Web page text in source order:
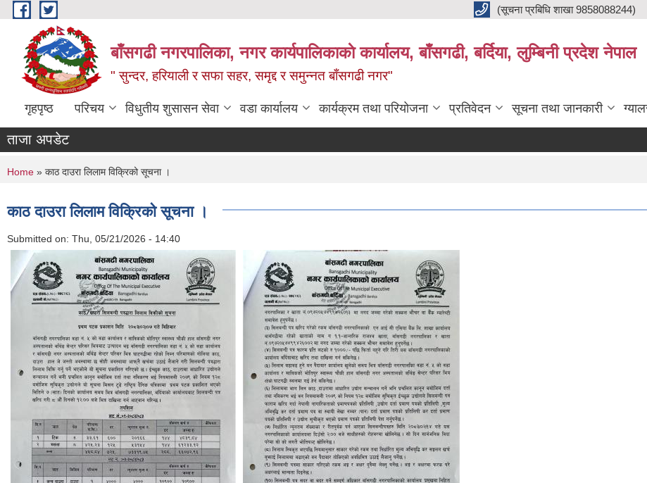
Skip to main content (सूचना प्रबिधि शाखा 9858088244)
बाँसगढी नगरपालिका, नगर कार्यपालिकाकाे कार्यालय, बाँसगढी, बर्दिया, लुम्बिनी प्रदेश नेपाल
" सुन्दर, हरियाली र सफा सहर, समृद्द र समुन्नत बाँसगढी नगर"
गृहपृष्ठ परिचय विधुतीय शुसासन सेवा वडा कार्यालय कार्यक्रम तथा परियोजना प्रतिवेदन सूचना तथा जानकारी
ताजा अपडेट
You are here
Home » काठ दाउरा लिलाम विक्रिको सूचना ।
काठ दाउरा लिलाम विक्रिको सूचना ।
Submitted on: Thu, 05/21/2026 - 14:40